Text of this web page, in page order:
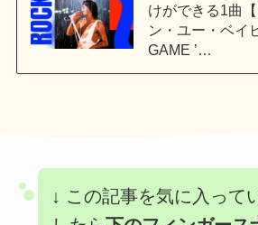
けができる1曲
ン・ユー・ベイ
GAME ’…
↓ この記事を気に入って